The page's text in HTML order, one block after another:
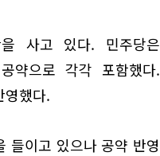
사고 있다. 민주당은
약으로 각각 포함했다.
영했다.
들이고 있으나 공약 반영